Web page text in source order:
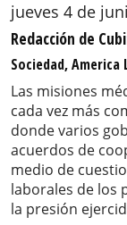
jueves 4 de
Redacción de
Sociedad, America
Las misiones
cada vez más
donde varios
acuerdos de
medio de
laborales de los
la presión